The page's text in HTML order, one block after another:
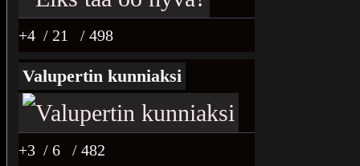
+4 / 21 / 498
Valupertin kunniaksi
+3 / 6 / 482